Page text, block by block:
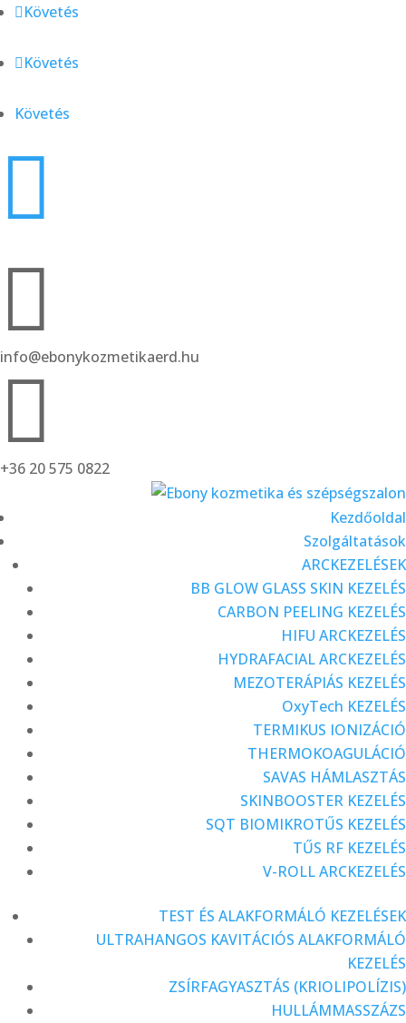
Követés
Követés
Követés


info@ebonykozmetikaerd.hu

+36 20 575 0822
Kezdőoldal
Szolgáltatások
ARCKEZELÉSEK
BB GLOW GLASS SKIN KEZELÉS
CARBON PEELING KEZELÉS
HIFU ARCKEZELÉS
HYDRAFACIAL ARCKEZELÉS
MEZOTERÁPIÁS KEZELÉS
OxyTech KEZELÉS
TERMIKUS IONIZÁCIÓ
THERMOKOAGULÁCIÓ
SAVAS HÁMLASZTÁS
SKINBOOSTER KEZELÉS
SQT BIOMIKROTŰS KEZELÉS
TŰS RF KEZELÉS
V-ROLL ARCKEZELÉS
TEST ÉS ALAKFORMÁLÓ KEZELÉSEK
ULTRAHANGOS KAVITÁCIÓS ALAKFORMÁLÓ
KEZELÉS
ZSÍRFAGYASZTÁS (KRIOLIPOLÍZIS)
HULLÁMMASSZÁZS